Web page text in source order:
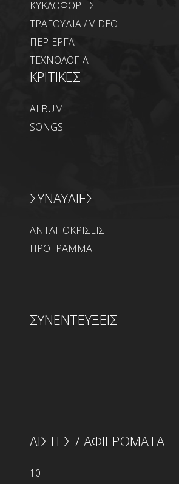
ΚΥΚΛΟΦΟΡΙΕΣ
ΤΡΑΓΟΥΔΙΑ / VIDEO
ΠΕΡΙΕΡΓΑ
ΤΕΧΝΟΛΟΓΙΑ
ΚΡΙΤΙΚΕΣ
ALBUM
SONGS
ΣΥΝΑΥΛΙΕΣ
ΑΝΤΑΠΟΚΡΙΣΕΙΣ
ΠΡΟΓΡΑΜΜΑ
ΣΥΝΕΝΤΕΥΞΕΙΣ
ΛΙΣΤΕΣ / ΑΦΙΕΡΩΜΑΤΑ
10